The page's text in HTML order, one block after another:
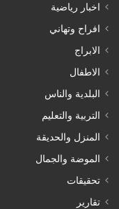
اخبار رياضية
افراح وتهاني
الابراج
الاطفال
البلدية والناس
التربية والتعليم
المنزل والحديقة
الموضة والجمال
تحقيقات
تقارير